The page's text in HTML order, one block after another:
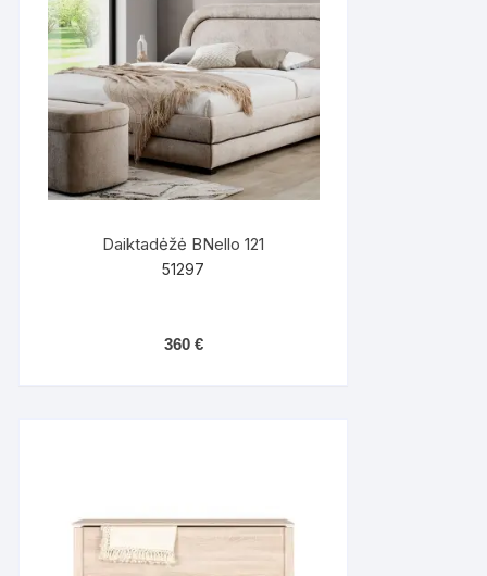
Daiktadėžė BNello 121
51297
360 €